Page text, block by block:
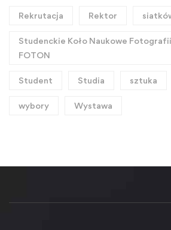
Rekrutacja Rektor
Studenckie Koło Naukowe
FOTON
Student Studia sztuka
wybory Wystawa